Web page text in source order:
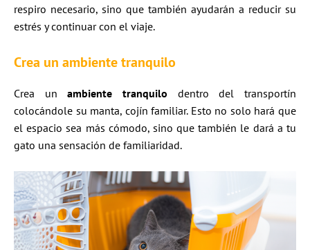
respiro necesario, sino que también ayudarán a reducir su
estrés y continuar con el viaje.
Crea un ambiente tranquilo
Crea unambiente tranquilo dentro del transportín
colocándole su manta, cojín familiar. Esto no solo hará que
el espacio sea más cómodo, sino que también le dará a tu
gato una sensación de familiaridad.